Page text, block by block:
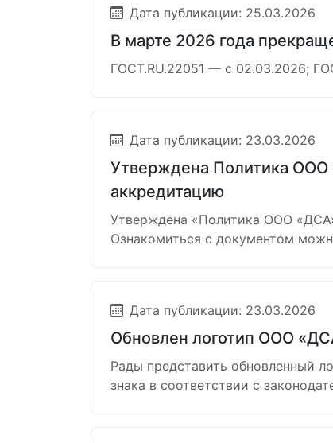
Дата публикации: 25.03.2026
В марте 2026 года
ГОСТ.RU.22051 — с 02.03.2026;
Дата публикации: 23.03.2026
Утверждена Политика ООО
аккредитацию
Утверждена «Политика ООО
Ознакомиться с документом
Дата публикации: 23.03.2026
Обновлен логотип ООО
Рады представить обновленный
знака в соответствии с